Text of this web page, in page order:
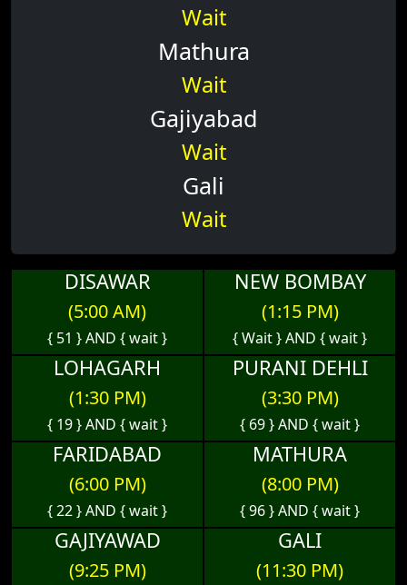
Wait
Mathura
Wait
Gajiyabad
Wait
Gali
Wait
DISAWAR
(5:00 AM)
{ 51 } AND { wait }
NEW BOMBAY
(1:15 PM)
{ Wait } AND { wait }
LOHAGARH
(1:30 PM)
{ 19 } AND { wait }
PURANI DEHLI
(3:30 PM)
{ 69 } AND { wait }
FARIDABAD
(6:00 PM)
{ 22 } AND { wait }
MATHURA
(8:00 PM)
{ 96 } AND { wait }
GAJIYAWAD
(9:25 PM)
GALI
(11:30 PM)